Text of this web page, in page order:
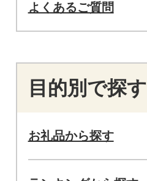
よくあるご質問
目的別で探す
お礼品から探す